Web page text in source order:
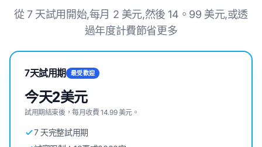
從 7 天試用開始,每月 2 美元,然後 14。99 美元,或透
過年度計費節省更多
7天試用期 最受歡迎
今天2美元
試用期結束後，每月收費 14.99 美元。
7 天完整試用期